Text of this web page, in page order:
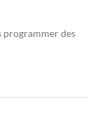
programmer des